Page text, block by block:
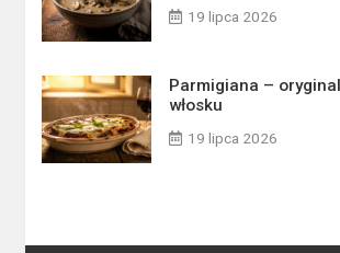
19 lipca 2026
Parmigiana –
włosku
19 lipca 2026